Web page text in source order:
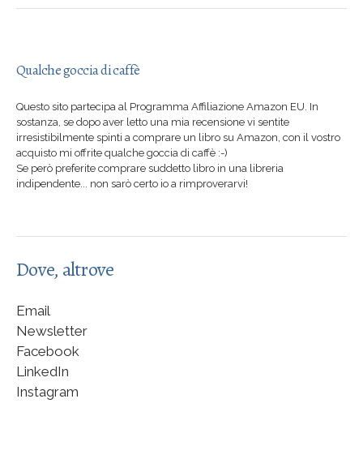
Qualche goccia di caffè
Questo sito partecipa al Programma Affiliazione Amazon EU. In
sostanza, se dopo aver letto una mia recensione vi sentite
irresistibilmente spinti a comprare un libro su Amazon, con il vostro
acquisto mi offrite qualche goccia di caffè :-)
Se però preferite comprare suddetto libro in una libreria
indipendente... non sarò certo io a rimproverarvi!
Dove, altrove
Email
Newsletter
Facebook
LinkedIn
Instagram